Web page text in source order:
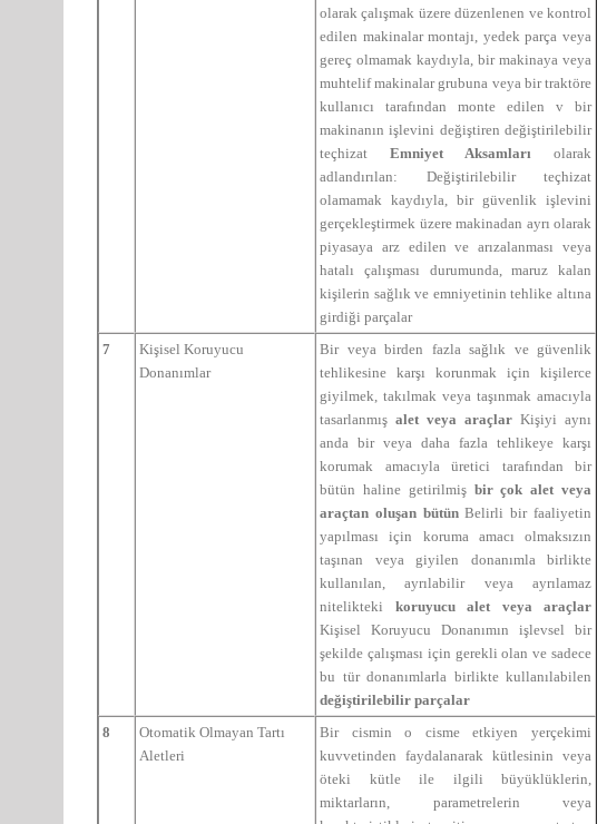
olarak çalışmak üzere düzenlenen ve kontrol
edilen makinalar montajı, yedek parça veya
gereç olmamak kaydıyla, bir makinaya veya
muhtelif makinalar grubuna veya bir traktöre
kullanıcı tarafından monte edilen v bir
makinanın işlevini değiştiren değiştirilebilir
teçhizat Emniyet Aksamları olarak
adlandırılan: Değiştirilebilir teçhizat
olamamak kaydıyla, bir güvenlik işlevini
gerçekleştirmek üzere makinadan ayrı olarak
piyasaya arz edilen ve arızalanması veya
hatalı çalışması durumunda, maruz kalan
kişilerin sağlık ve emniyetinin tehlike altına
girdiği parçalar
7
Kişisel Koruyucu
Donanımlar
Bir veya birden fazla sağlık ve güvenlik
tehlikesine karşı korunmak için kişilerce
giyilmek, takılmak veya taşınmak amacıyla
tasarlanmış alet veya araçlar Kişiyi aynı
anda bir veya daha fazla tehlikeye karşı
korumak amacıyla üretici tarafından bir
bütün haline getirilmiş bir çok alet veya
araçtan oluşan bütünBelirli bir faaliyetin
yapılması için koruma amacı olmaksızın
taşınan veya giyilen donanımla birlikte
kullanılan, ayrılabilir veya ayrılamaz
nitelikteki koruyucu alet veya araçlar
Kişisel Koruyucu Donanımın işlevsel bir
şekilde çalışması için gerekli olan ve sadece
bu tür donanımlarla birlikte kullanılabilen
değiştirilebilir parçalar
8
Otomatik Olmayan Tartı
Aletleri
Bir cismin o cisme etkiyen yerçekimi
kuvvetinden faydalanarak kütlesinin veya
öteki kütle ile ilgili büyüklüklerin,
miktarların, parametrelerin veya